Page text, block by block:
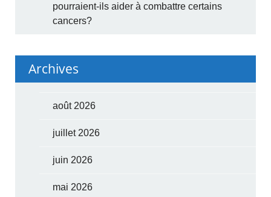
pourraient-ils aider à combattre certains
cancers?
Archives
août 2026
juillet 2026
juin 2026
mai 2026